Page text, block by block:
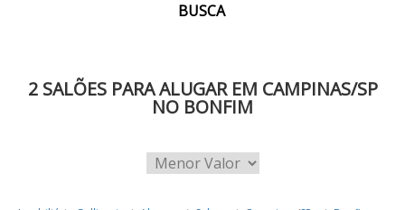
BUSCA
2 SALÕES PARA ALUGAR EM CAMPINAS/SP
NO BONFIM